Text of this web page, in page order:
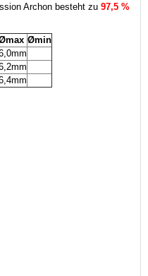
Archon besteht zu 97,5 %
Ømin